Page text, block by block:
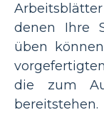
denen Ihre
üben
die zum
bereitstehen.